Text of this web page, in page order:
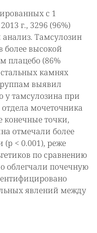
с 1
г., 3296 (96%)
Тамсулозин
более высокой
плацебо (86%
камнях
выявил
у тамсулозина при
мочеточника
точки,
отмечали более
(p < 0.001), реже
по сравнению
облегчали почечную
явлений между